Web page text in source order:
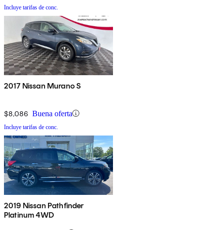
Incluye tarifas de conc.
2017 Nissan Murano S
$8,086 Buena oferta
Incluye tarifas de conc.
2019 Nissan Pathfinder
Platinum 4WD